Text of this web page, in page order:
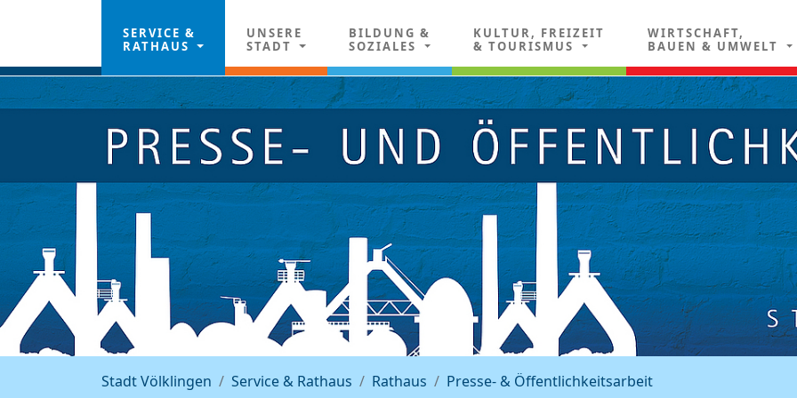
SERVICE &
RATHAUS
UNSERE
STADT
BILDUNG &
SOZIALES
KULTUR, FREIZEIT
& TOURISMUS
WIRTSCHAFT,
BAUEN & UMWELT
Stadt Völklingen Service & Rathaus Rathaus Presse- & Öffentlichkeitsarbeit